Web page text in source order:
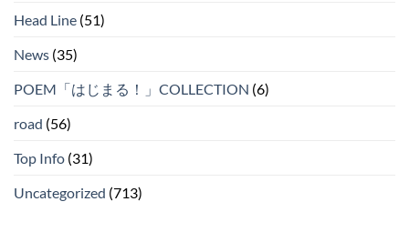
Head Line (51)
News (35)
POEM「はじまる！」COLLECTION (6)
road (56)
Top Info (31)
Uncategorized (713)